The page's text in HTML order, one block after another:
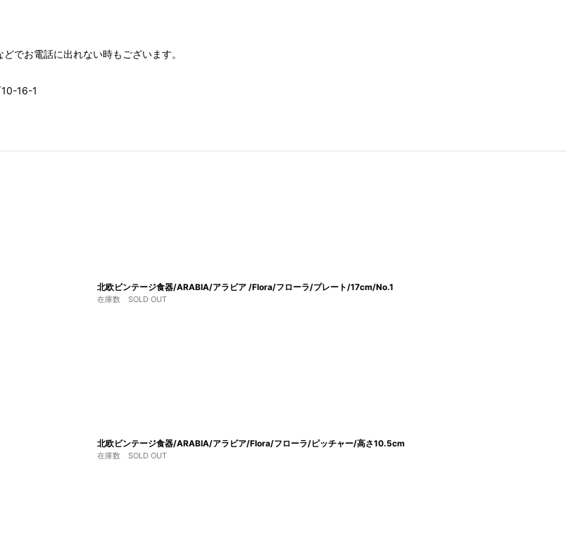
でお電話に出れない時もございます。
16-1
北欧ビンテージ食器/ARABIA/アラビア /Flora/フローラ/プレート/17cm/No.1
在庫数 SOLD OUT
北欧ビンテージ食器/ARABIA/アラビア/Flora/フローラ/ピッチャー/高さ10.5cm
在庫数 SOLD OUT